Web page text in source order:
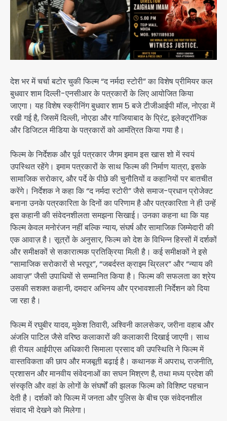
देश भर में चर्चा बटोर चुकी फिल्म “द नर्मदा स्टोरी” का विशेष प्रीमियर कल
बुधवार शाम दिल्ली-एनसीआर के पत्रकारों के लिए आयोजित किया
जाएगा। यह विशेष स्क्रीनिंग बुधवार शाम 5 बजे टीजीआईपी मॉल, नोएडा में
रखी गई है, जिसमें दिल्ली, नोएडा और गाजियाबाद के प्रिंट, इलेक्ट्रॉनिक
और डिजिटल मीडिया के पत्रकारों को आमंत्रित किया गया है।
फिल्म के निर्देशक और पूर्व पत्रकार जैगम इमाम इस खास शो में स्वयं
उपस्थित रहेंगे। इमाम पत्रकारों के साथ फिल्म की निर्माण यात्रा, इसके
सामाजिक सरोकार, और पर्दे के पीछे की चुनौतियों व कहानियों पर बातचीत
करेंगे। निर्देशक ने कहा कि “द नर्मदा स्टोरी” जैसे समाज-प्रधान प्रोजेक्ट
बनाना उनके पत्रकारिता के दिनों का परिणाम है और पत्रकारिता ने ही उन्हें
इस कहानी की संवेदनशीलता समझना सिखाई। उनका कहना था कि यह
फिल्म केवल मनोरंजन नहीं बल्कि न्याय, संघर्ष और सामाजिक जिम्मेदारी की
एक आवाज़ है। सूत्रों के अनुसार, फिल्म को देश के विभिन्न हिस्सों में दर्शकों
और समीक्षकों से सकारात्मक प्रतिक्रिया मिली है। कई समीक्षकों ने इसे
“सामाजिक सरोकारों से भरपूर”, “जबर्दस्त क्राइम थ्रिलर” और “न्याय की
आवाज़” जैसी उपाधियों से सम्मानित किया है। फिल्म की सफलता का श्रेय
उसकी सशक्त कहानी, दमदार अभिनय और प्रभावशाली निर्देशन को दिया
जा रहा है।
फिल्म में रघुबीर यादव, मुकेश तिवारी, अश्विनी कालसेकर, जरीना वहाब और
अंजलि पाटिल जैसे वरिष्ठ कलाकारों की कलाकारी दिखाई जाएगी। साथ
ही रीयल आईपीएस अधिकारी सिमाला प्रसाद की उपस्थिति ने फिल्म में
वास्तविकता की छाप और मजबूती बढ़ाई है। कथानक में अपराध, राजनीति,
प्रशासन और मानवीय संवेदनाओं का सघन मिश्रण है, तथा मध्य प्रदेश की
संस्कृति और वहां के लोगों के संघर्षों की झलक फिल्म को विशिष्ट पहचान
देती है। दर्शकों को फिल्म में जनता और पुलिस के बीच एक संवेदनशील
संवाद भी देखने को मिलेगा।